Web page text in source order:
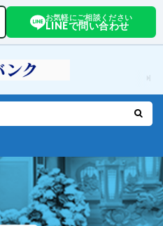
お気軽にご相談ください
LINEで問い合わせ